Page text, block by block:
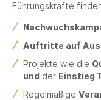
Führungskräfte
Auftritte auf
Projekte wie die
und der Einstieg
Regelmäßige